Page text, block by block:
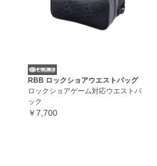
RBB ロックショアウエストバッグ
ロックショアゲーム対応ウエストバ
ック
￥7,700